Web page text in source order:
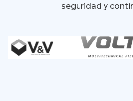
seguridad y